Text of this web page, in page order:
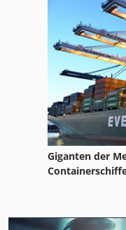
Giganten der